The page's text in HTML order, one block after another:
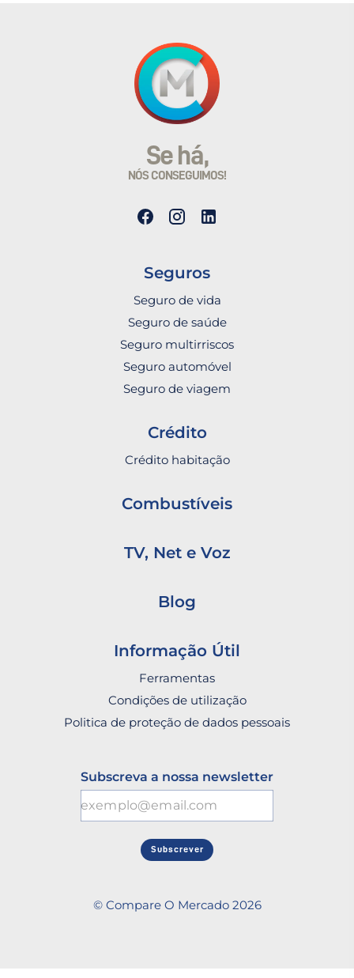
Se há,
NÓS CONSEGUIMOS!
Seguros
Seguro de vida
Seguro de saúde
Seguro multirriscos
Seguro automóvel
Seguro de viagem
Crédito
Crédito habitação
Combustíveis
TV, Net e Voz
Blog
Informação Útil
Ferramentas
Condições de utilização
Politica de proteção de dados pessoais
Subscreva a nossa newsletter
Subscrever
© Compare O Mercado 2026